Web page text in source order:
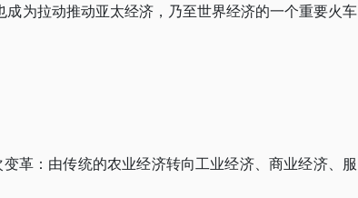
为拉动推动亚太经济，乃至世界经济的一个重要火车
革：由传统的农业经济转向工业经济、商业经济、服